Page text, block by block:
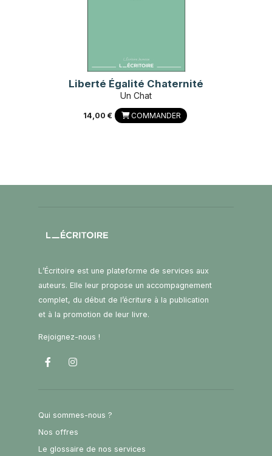
Liberté Égalité Chaternité
Un Chat
14,00 € COMMANDER
L’Écritoire est une plateforme de services aux
auteurs. Elle leur propose un accompagnement
complet, du début de l’écriture à la publication
et à la promotion de leur livre.
Rejoignez-nous !
Qui sommes-nous ?
Nos offres
Le glossaire de nos services